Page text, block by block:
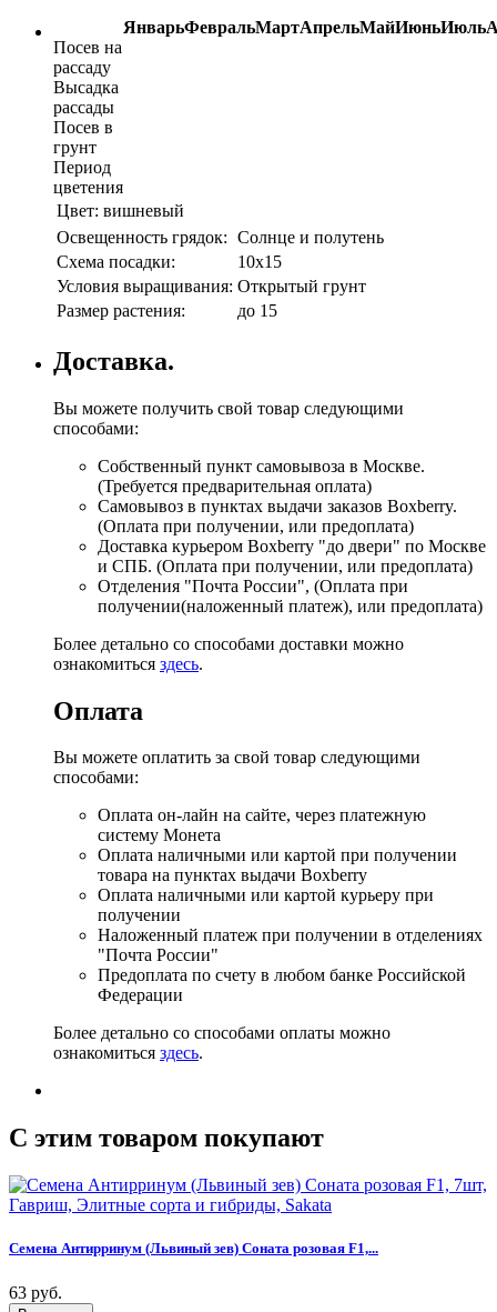
ЯнварьФевральМартАпрельМайИюньИюль
Посев на
рассаду
Высадка
рассады
Посев в
грунт
Период
цветения
Цвет: вишневый
Освещенность грядок: Солнце и полутень
Схема посадки:
10х15
Условия выращивания: Открытый грунт
Размер растения:
до 15
Доставка.
Вы можете получить свой товар следующими
способами:
Собственный пункт самовывоза в Москве.
(Требуется предварительная оплата)
Самовывоз в пунктах выдачи заказов Boxberry.
(Оплата при получении, или предоплата)
Доставка курьером Boxberry "до двери" по Москве
и СПБ. (Оплата при получении, или предоплата)
Отделения "Почта России", (Оплата при
получении(наложенный платеж), или предоплата)
Более детально со способами доставки можно
ознакомиться здесь.
Оплата
Вы можете оплатить за свой товар следующими
способами:
Оплата он-лайн на сайте, через платежную
систему Монета
Оплата наличными или картой при получении
товара на пунктах выдачи Boxberry
Оплата наличными или картой курьеру при
получении
Наложенный платеж при получении в отделениях
"Почта России"
Предоплата по счету в любом банке Российской
Федерации
Более детально со способами оплаты можно
ознакомиться здесь.
C этим товаром покупают
Семена Антирринум (Львиный зев) Соната розовая F1,...
63 руб.